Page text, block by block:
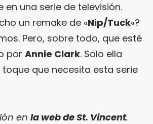
en una serie de televisión.
un remake de «Nip/Tuck«?
Pero, sobre todo, que esté
por Annie Clark. Solo ella
que necesita esta serie
en la web de St. Vincent.